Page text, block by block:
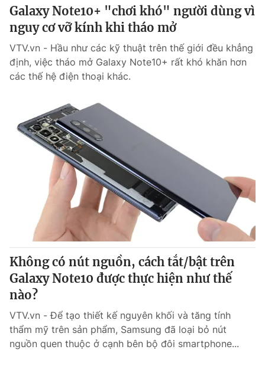
Galaxy Note10+ "chơi khó" người dùng vì
nguy cơ vỡ kính khi tháo mở
VTV.vn - Hầu như các kỹ thuật trên thế giới đều khẳng
định, việc tháo mở Galaxy Note10+ rất khó khăn hơn
các thế hệ điện thoại khác.
Không có nút nguồn, cách tắt/bật trên
Galaxy Note10 được thực hiện như thế
nào?
VTV.vn - Để tạo thiết kế nguyên khối và tăng tính
thẩm mỹ trên sản phẩm, Samsung đã loại bỏ nút
nguồn quen thuộc ở cạnh bên bộ đôi smartphone...